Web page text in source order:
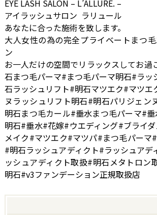
EYE LASH SALON – L’ALLURE. –
アイラッシュサロン ラリュール
あなたに合った施術を致します。
大人女性の為の完全プライベートまつ
ン
お一人だけの空間でリラックスしてお過
石まつ毛パーマ#まつ毛パーマ明石#ラッ
石ラッシュリフト#明石マツエク#マツエ
ヌラッシュリフト明石#明石パリジェン
明石まつ毛カール#垂水まつ毛パーマ#
明石#垂水#花嫁#ウエディング#ブライ
メイク#マツエク#マツパ#まつ毛パーマ
#明石ラッシュアディクト#ラッシュアデ
ッシュアディクト取扱#明石メタトロン
明石#v3ファンデーション正規取扱店